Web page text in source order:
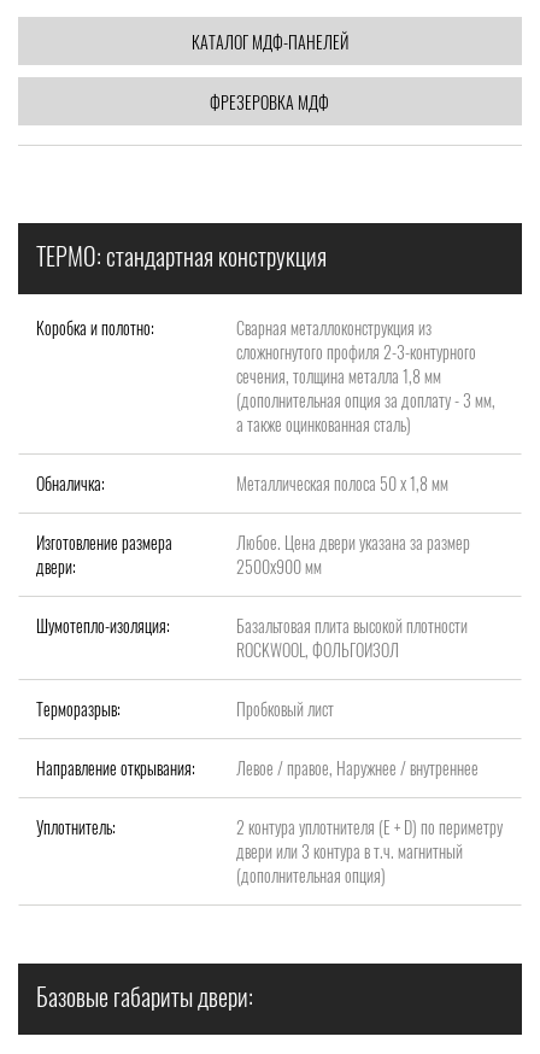
КАТАЛОГ МДФ-ПАНЕЛЕЙ
ФРЕЗЕРОВКА МДФ
ТЕРМО: стандартная конструкция
Коробка и полотно:
Сварная металлоконструкция из
сложногнутого профиля 2-3-контурного
сечения, толщина металла 1,8 мм
(дополнительная опция за доплату - 3 мм,
а также оцинкованная сталь)
Обналичка: Металлическая полоса 50 х 1,8 мм
Изготовление размера
двери:
Любое. Цена двери указана за размер
2500x900 мм
Шумотепло-изоляция:
Базальтовая плита высокой плотности
ROCKWOOL, ФОЛЬГОИЗОЛ
Терморазрыв: Пробковый лист
Направление открывания: Левое / правое, Наружнее / внутреннее
Уплотнитель:
2 контура уплотнителя (Е + D) по периметру
двери или 3 контура в т.ч. магнитный
(дополнительная опция)
Базовые габариты двери: